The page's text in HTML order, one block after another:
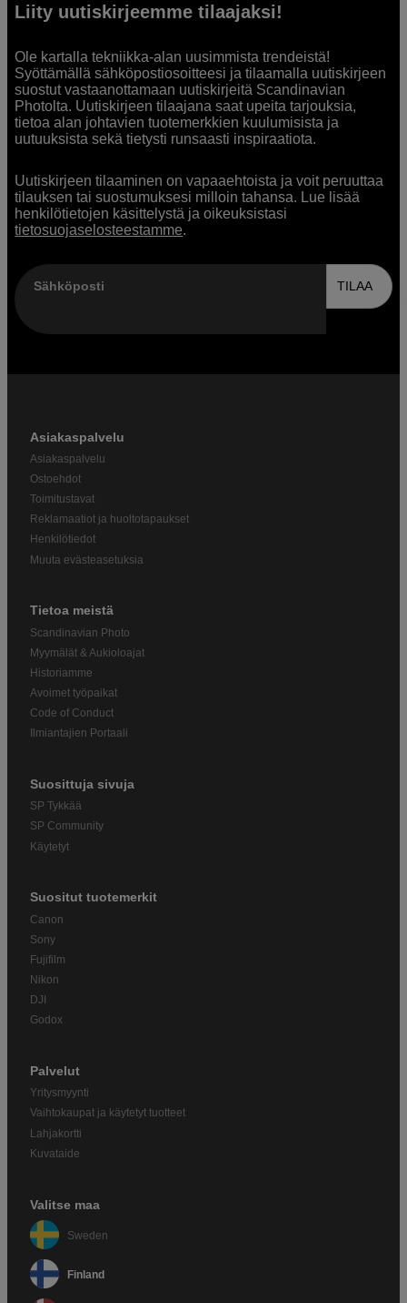
Liity uutiskirjeemme tilaajaksi!
Ole kartalla tekniikka-alan uusimmista trendeistä!
Syöttämällä sähköpostiosoitteesi ja tilaamalla uutiskirjeen
suostut vastaanottamaan uutiskirjeitä Scandinavian
Photolta. Uutiskirjeen tilaajana saat upeita tarjouksia,
tietoa alan johtavien tuotemerkkien kuulumisista ja
uutuuksista sekä tietysti runsaasti inspiraatiota.
Uutiskirjeen tilaaminen on vapaaehtoista ja voit peruuttaa
tilauksen tai suostumuksesi milloin tahansa. Lue lisää
henkilötietojen käsittelystä ja oikeuksistasi
tietosuojaselosteestamme.
Sähköposti TILAA
Asiakaspalvelu
Asiakaspalvelu
Ostoehdot
Toimitustavat
Reklamaatiot ja huoltotapaukset
Henkilötiedot
Muuta evästeasetuksia
Tietoa meistä
Scandinavian Photo
Myymälät & Aukioloajat
Historiamme
Avoimet työpaikat
Code of Conduct
Ilmiantajien Portaali
Suosittuja sivuja
SP Tykkää
SP Community
Käytetyt
Suositut tuotemerkit
Canon
Sony
Fujifilm
Nikon
DJI
Godox
Palvelut
Yritysmyynti
Vaihtokaupat ja käytetyt tuotteet
Lahjakortti
Kuvataide
Valitse maa
Sweden
Finland